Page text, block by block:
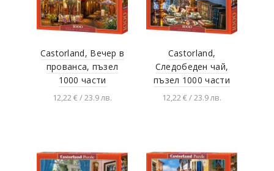
Castorland, Вечер в
прованса, пъзел
1000 части
12,22 € / 23.9 лв.
Castorland,
Следобеден чай,
пъзел 1000 части
12,22 € / 23.9 лв.